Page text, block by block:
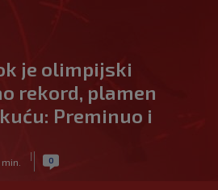
je olimpijski
rekord, plamen
Preminuo i
| 0